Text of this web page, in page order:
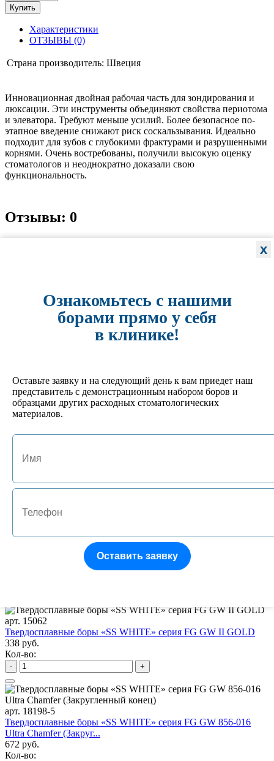
Купить
Характеристики
ОТЗЫВЫ (0)
Страна производитель: Швеция
Инновационная двойная рабочая часть для зондирования и
люксации. Эти инструменты объединяют свойства периотома
и элеватора. Требуют меньше усилий. Более безопасное по-
этапное введение снижают риск соскальзывания. Идеально
подходит для зубов с глубокими фрактурами и разрушенными
корнями. Очень востребованы, получили высокую оценку
стоматологов и неоднократно доказали свою
функциональность.
Отзывы: 0
Оцените товар:
Отзыв
перед публикаций отзывы проходят модерацию
С этим товаром покупают
Зеркало стоматологическое пластик размер 4 ZIRC
арт. 15062
Твердосплавные боры «SS WHITE» серия FG GW II GOLD
338 руб.
Кол-во:
- +
арт. 18198-5
Твердосплавные боры «SS WHITE» серия FG GW 856-016
Ultra Chamfer (Закруг...
672 руб.
Кол-во:
x
Ознакомьтесь с нашими
борами прямо у себя
в клинике!
Оставьте заявку и на следующий день к вам приедет наш
представитель с демонстрационным набором боров и
образцами других расходных стоматологических
материалов.
Оставить заявку